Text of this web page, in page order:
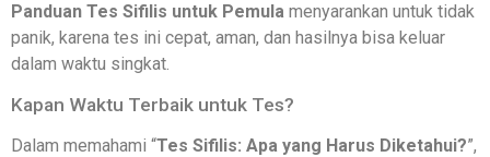
Panduan Tes Sifilis untuk Pemula menyarankan untuk tidak
panik, karena tes ini cepat, aman, dan hasilnya bisa keluar
dalam waktu singkat.
Kapan Waktu Terbaik untuk Tes?
Dalam memahami “Tes Sifilis: Apa yang Harus Diketahui?”,